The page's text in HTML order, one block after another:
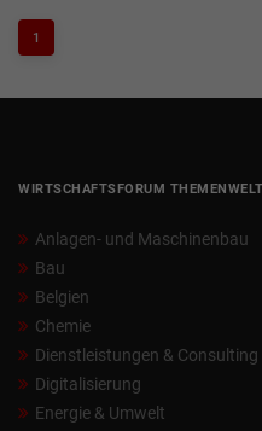
1
WIRTSCHAFTSFORUM
Anlagen- und Maschinenbau
Bau
Belgien
Chemie
Dienstleistungen & Consulting
Digitalisierung
Energie & Umwelt